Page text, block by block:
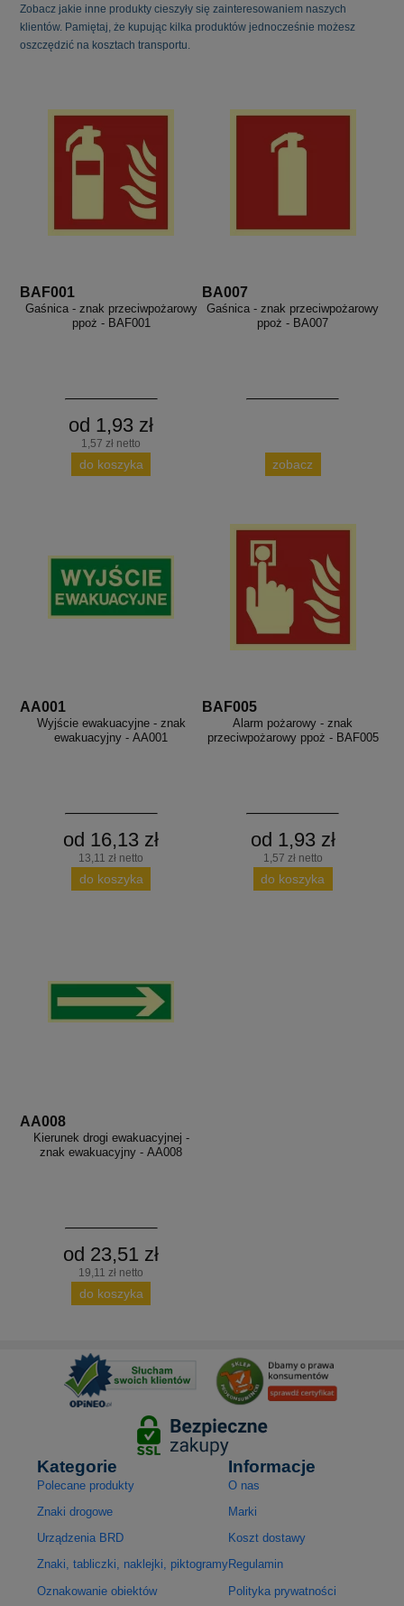
Zobacz jakie inne produkty cieszyły się zainteresowaniem naszych
klientów. Pamiętaj, że kupując kilka produktów jednocześnie możesz
oszczędzić na kosztach transportu.
BAF001
Gaśnica - znak przeciwpożarowy
ppoż - BAF001
od 1,93 zł
1,57 zł netto
do koszyka
BA007
Gaśnica - znak przeciwpożarowy
ppoż - BA007
zobacz
AA001
Wyjście ewakuacyjne - znak
ewakuacyjny - AA001
od 16,13 zł
13,11 zł netto
do koszyka
BAF005
Alarm pożarowy - znak
przeciwpożarowy ppoż - BAF005
od 1,93 zł
1,57 zł netto
do koszyka
AA008
Kierunek drogi ewakuacyjnej -
znak ewakuacyjny - AA008
od 23,51 zł
19,11 zł netto
do koszyka
Kategorie
Polecane produkty
Znaki drogowe
Urządzenia BRD
Znaki, tabliczki, naklejki, piktogramy
Oznakowanie obiektów
Informacje
O nas
Marki
Koszt dostawy
Regulamin
Polityka prywatności